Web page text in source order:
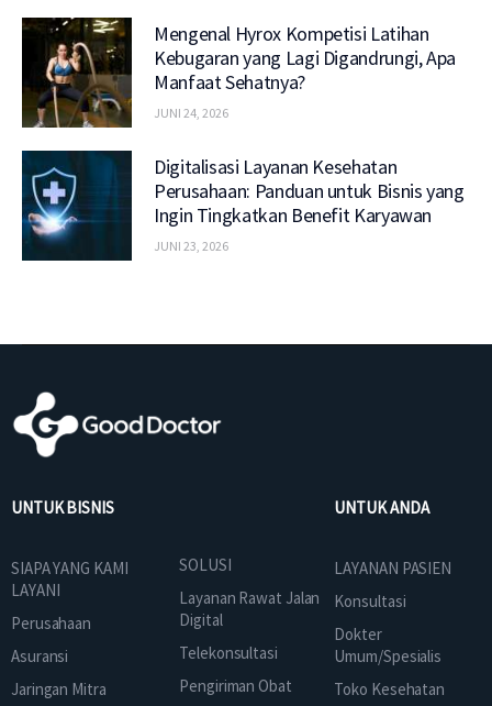
Mengenal Hyrox Kompetisi Latihan
Kebugaran yang Lagi Digandrungi, Apa
Manfaat Sehatnya?
JUNI 24, 2026
Digitalisasi Layanan Kesehatan
Perusahaan: Panduan untuk Bisnis yang
Ingin Tingkatkan Benefit Karyawan
JUNI 23, 2026
UNTUK BISNIS
SIAPA YANG KAMI
LAYANI
Perusahaan
Asuransi
Jaringan Mitra
SOLUSI
Layanan Rawat Jalan
Digital
Telekonsultasi
Pengiriman Obat
UNTUK ANDA
LAYANAN PASIEN
Konsultasi
Dokter
Umum/Spesialis
Toko Kesehatan